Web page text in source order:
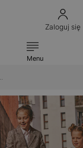
Zaloguj się
Menu